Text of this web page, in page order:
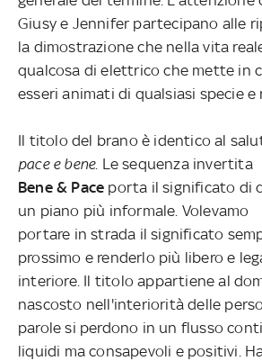
Giusy e Jennifer partecipano alle
la dimostrazione che nella vita
qualcosa di elettrico che mette in
esseri animati di qualsiasi specie e
Il titolo del brano è identico al
pace e bene. Le sequenza invertita
Bene & Pace porta il significato di
un piano più informale. Volevamo
portare in strada il significato
prossimo e renderlo più libero e
interiore. Il titolo appartiene al
nascosto nell'interiorità delle
parole si perdono in un flusso
liquidi ma consapevoli e positivi.